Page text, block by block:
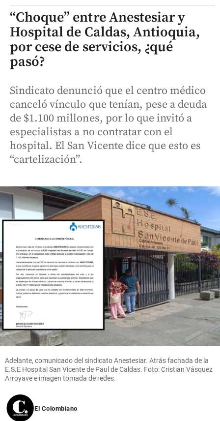
“Choque” entre Anestesiar y
Hospital de Caldas, Antioquia,
por cese de servicios, ¿qué
pasó?
Sindicato denunció que el centro médico
canceló vínculo que tenían, pese a deuda
de $1.100 millones, por lo que invitó a
especialistas a no contratar con el
hospital. El San Vicente dice que esto es
“cartelización”.
Adelante, comunicado del sindicato Anestesiar. Atrás fachada de la
E.S.E Hospital San Vicente de Paul de Caldas. Foto: Cristian Vásquez
Arroyave e imagen tomada de redes.
El Colombiano